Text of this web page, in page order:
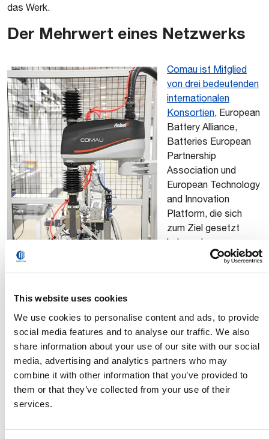
This website uses cookies
We use cookies to personalise content and ads, to provide
social media features and to analyse our traffic. We also
share information about your use of our site with our social
media, advertising and analytics partners who may
combine it with other information that you’ve provided to
them or that they’ve collected from your use of their
services.
das Werk.
Der Mehrwert eines Netzwerks
Comau ist Mitglied
von drei bedeutenden
internationalen
Konsortien, European
Battery Alliance,
Batteries European
Partnership
Association und
European Technology
and Innovation
Platform, die sich
zum Ziel gesetzt
haben, den
europäischen
Batteriesektor zu
darüber hinaus mit demUK Battery Industrialization Center
(UKBIC) zusammen, um eine halbautomatische
Montagestraße für Batteriemodule und komplette
Batterien zu entwickeln und einzurichten. Ziel dieses
Projekts ist, den Elektrifizierungsmarkt im Vereinigten
Königreich auszubauen und zu stärken. Comau hat die
erforderliche Technologie und das Know-how für den
Batterien geliefert – von der Vorbereitung der zylindrischen